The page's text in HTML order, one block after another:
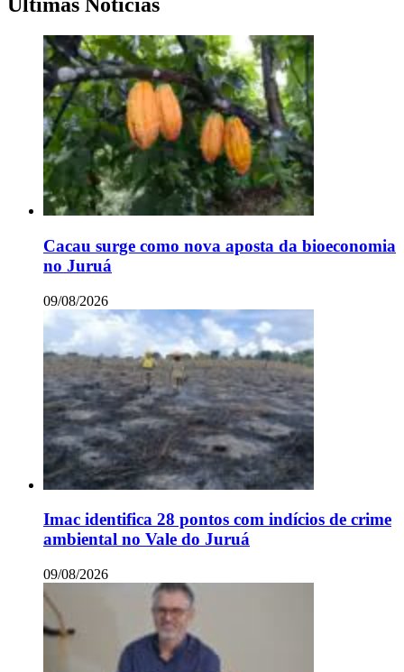
Últimas Notícias
Cacau surge como nova aposta da bioeconomia
no Juruá
09/08/2026
Imac identifica 28 pontos com indícios de crime
ambiental no Vale do Juruá
09/08/2026